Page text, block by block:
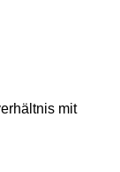
mit